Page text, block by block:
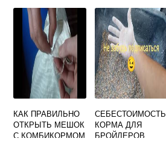
КАК ПРАВИЛЬНО
ОТКРЫТЬ МЕШОК
С КОМБИКОРМОМ
СЕБЕСТОИМОСТЬ
КОРМА ДЛЯ
БРОЙЛЕРОВ